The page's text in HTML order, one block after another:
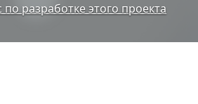
разработке этого проекта